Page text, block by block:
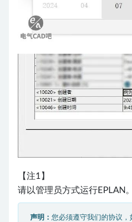
【注1】
请以管理员方式运行EPLAN。
声明： 您必须遵守我们的协议